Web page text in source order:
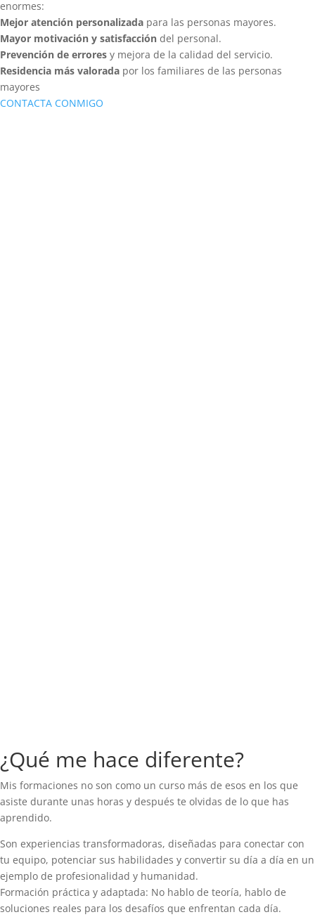
enormes:
Mejor atención personalizada para las personas mayores.
Mayor motivación y satisfacción del personal.
Prevención de errores y mejora de la calidad del servicio.
Residencia más valorada por los familiares de las personas
mayores
CONTACTA CONMIGO
¿Qué me hace diferente?
Mis formaciones no son como un curso más de esos en los que
asiste durante unas horas y después te olvidas de lo que has
aprendido.
Son experiencias transformadoras, diseñadas para conectar con
tu equipo, potenciar sus habilidades y convertir su día a día en un
ejemplo de profesionalidad y humanidad.
Formación práctica y adaptada: No hablo de teoría, hablo de
soluciones reales para los desafíos que enfrentan cada día.